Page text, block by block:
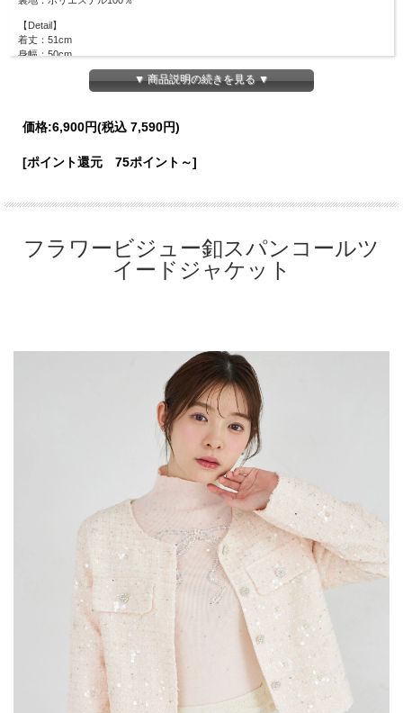
【Detail】
着丈：51cm
身幅：50cm
#33 ピンク/ #28 オフホワイト/ #32 ブルー/
【Attention】
サイズは平置きサイズとなりますので測り方により誤差が出る場合がございます。
デル画像と物撮り画像のカラーに違いある場合、物撮り画像の方が
▼ 商品説明の続きを見る ▼
価格:6,900円(税込 7,590円)
[ポイント還元 75ポイント～]
フラワービジュー釦スパンコールツ
イードジャケット